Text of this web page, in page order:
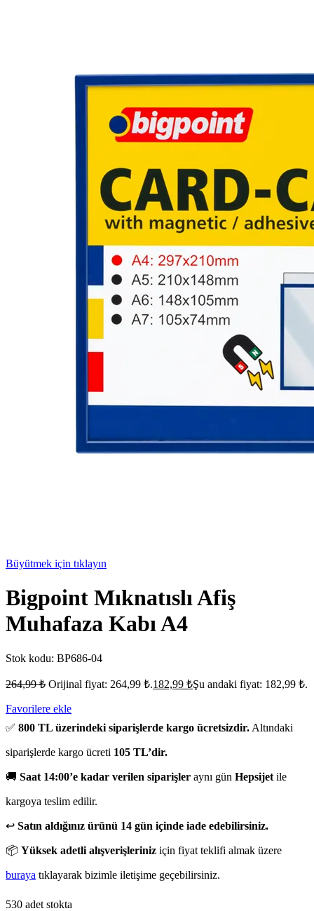
Büyütmek için tıklayın
Bigpoint Mıknatıslı Afiş
Muhafaza Kabı A4
Stok kodu: BP686-04
264,99₺ Orijinal fiyat: 264,99 ₺.182,99 ₺Şu andaki fiyat: 182,99 ₺.
Favorilere ekle
✅ 800 TL üzerindeki siparişlerde kargo ücretsizdir. Altındaki
siparişlerde kargo ücreti 105 TL’dir.
🚚 Saat 14:00’e kadar verilen siparişler aynı gün Hepsijet ile
kargoya teslim edilir.
↩️ Satın aldığınız ürünü 14 gün içinde iade edebilirsiniz.
📦 Yüksek adetli alışverişleriniz için fiyat teklifi almak üzere
buraya tıklayarak bizimle iletişime geçebilirsiniz.
530 adet stokta